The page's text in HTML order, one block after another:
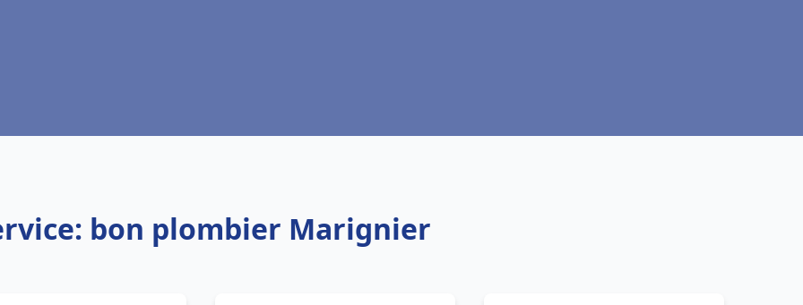
bon plombier Marignier